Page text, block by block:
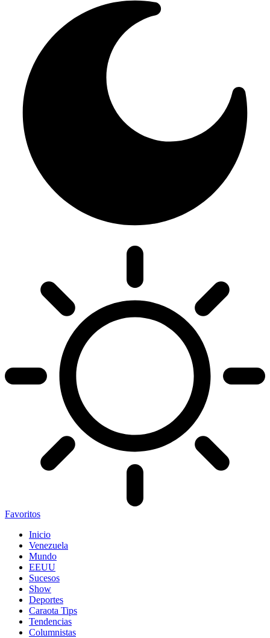
Favoritos
Inicio
Venezuela
Mundo
EEUU
Sucesos
Show
Deportes
Caraota Tips
Tendencias
Columnistas